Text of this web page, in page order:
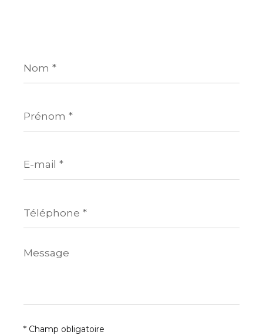
*
*
mail
*
*
Message
*
* Champ obligatoire